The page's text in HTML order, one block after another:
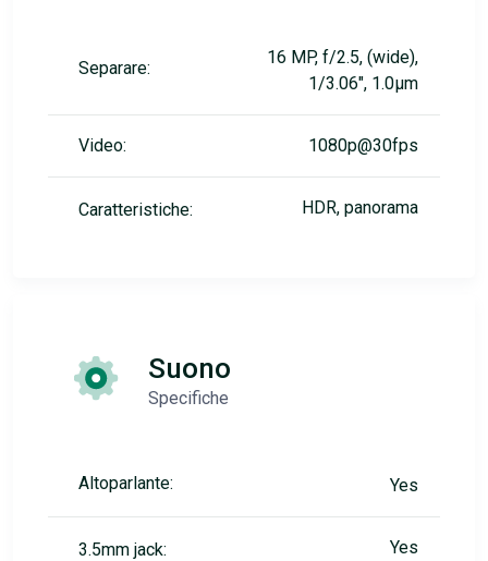
Separare:
16 MP, f/2.5, (wide),
1/3.06", 1.0µm
Video: 1080p@30fps
Caratteristiche: HDR, panorama
Suono
Specifiche
Altoparlante: Yes
3.5mm jack: Yes